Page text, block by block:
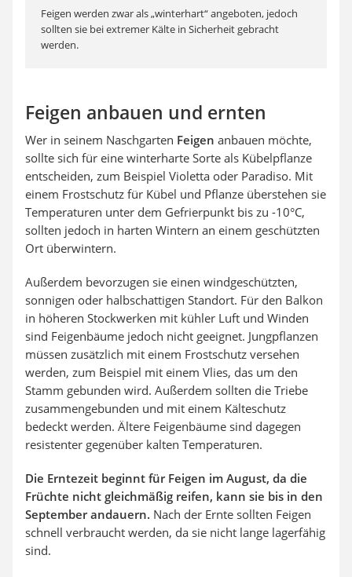
Feigen werden zwar als „winterhart“ angeboten, jedoch
sollten sie bei extremer Kälte in Sicherheit gebracht
werden.
Feigen anbauen und ernten
Wer in seinem Naschgarten Feigen anbauen möchte,
sollte sich für eine winterharte Sorte als Kübelpflanze
entscheiden, zum Beispiel Violetta oder Paradiso. Mit
einem Frostschutz für Kübel und Pflanze überstehen sie
Temperaturen unter dem Gefrierpunkt bis zu -10°C,
sollten jedoch in harten Wintern an einem geschützten
Ort überwintern.
Außerdem bevorzugen sie einen windgeschützten,
sonnigen oder halbschattigen Standort. Für den Balkon
in höheren Stockwerken mit kühler Luft und Winden
sind Feigenbäume jedoch nicht geeignet. Jungpflanzen
müssen zusätzlich mit einem Frostschutz versehen
werden, zum Beispiel mit einem Vlies, das um den
Stamm gebunden wird. Außerdem sollten die Triebe
zusammengebunden und mit einem Kälteschutz
bedeckt werden. Ältere Feigenbäume sind dagegen
resistenter gegenüber kalten Temperaturen.
Die Erntezeit beginnt für Feigen im August, da die
Früchte nicht gleichmäßig reifen, kann sie bis in den
September andauern. Nach der Ernte sollten Feigen
schnell verbraucht werden, da sie nicht lange lagerfähig
sind.